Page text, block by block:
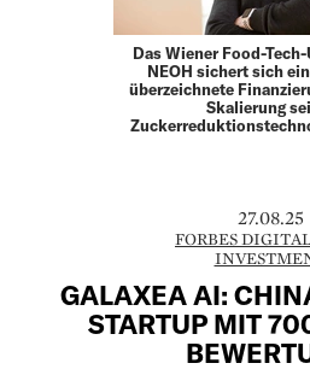
Das Wiener Food-
NEOH sichert sich
überzeichnete
Skalierung
27.08.25
FORBES
GALAXEA AI:
STARTUP MIT